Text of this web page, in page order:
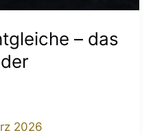
– das
2026